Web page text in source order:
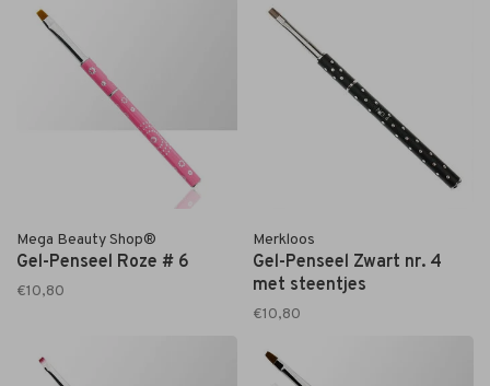
Mega Beauty Shop®
Gel-Penseel Roze # 6
€10,80
Merkloos
Gel-Penseel Zwart nr. 4
met steentjes
€10,80